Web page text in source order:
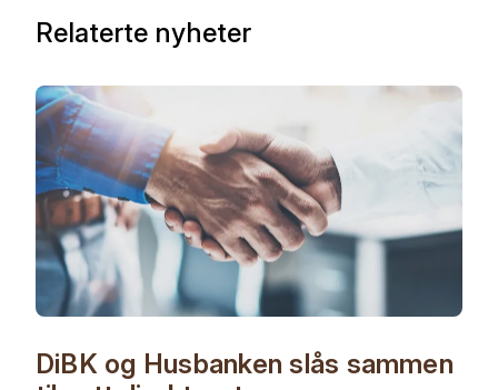
Relaterte nyheter
DiBK og Husbanken slås sammen